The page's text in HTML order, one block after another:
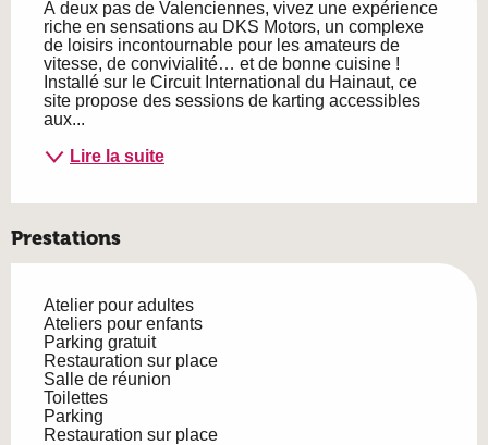
À deux pas de Valenciennes, vivez une expérience
riche en sensations au DKS Motors, un complexe
de loisirs incontournable pour les amateurs de
vitesse, de convivialité… et de bonne cuisine !
Installé sur le Circuit International du Hainaut, ce
site propose des sessions de karting accessibles
aux...
Lire la suite
Prestations
Atelier pour adultes
Ateliers pour enfants
Parking gratuit
Restauration sur place
Salle de réunion
Toilettes
Parking
Restauration sur place